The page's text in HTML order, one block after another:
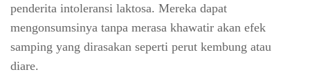
penderita intoleransi laktosa. Mereka dapat
mengonsumsinya tanpa merasa khawatir akan efek
samping yang dirasakan seperti perut kembung atau
diare.